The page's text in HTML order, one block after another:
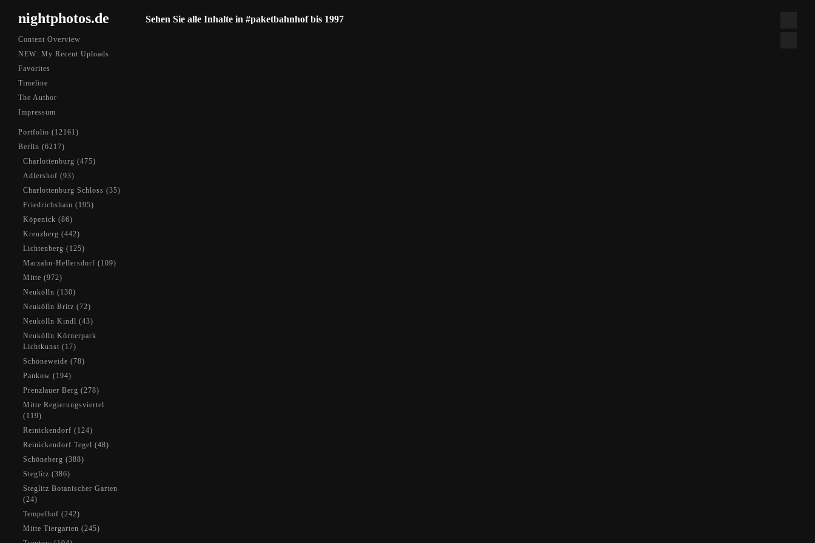
nightphotos.de
Content Overview
NEW: My Recent Uploads
Favorites
Timeline
The Author
Impressum
Portfolio (12161)
Berlin (6217)
Charlottenburg (475)
Adlershof (93)
Charlottenburg Schloss (35)
Friedrichshain (195)
Köpenick (86)
Kreuzberg (442)
Lichtenberg (125)
Marzahn-Hellersdorf (109)
Mitte (972)
Neukölln (130)
Neukölln Britz (72)
Neukölln Kindl (43)
Neukölln Körnerpark
Lichtkunst (17)
Schöneweide (78)
Pankow (194)
Prenzlauer Berg (278)
Mitte Regierungsviertel
(119)
Reinickendorf (124)
Reinickendorf Tegel (48)
Schöneberg (388)
Steglitz (386)
Steglitz Botanischer Garten
(24)
Tempelhof (242)
Mitte Tiergarten (245)
Sehen Sie alle Inhalte in #paketbahnhof bis 1997